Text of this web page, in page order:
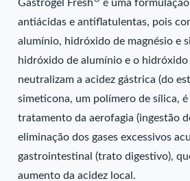
Gastrogel Fresh
é uma
antiácidas e antiflatulentas, pois
alumínio, hidróxido de magnésio e
hidróxido de alumínio e o hidróxido
neutralizam a acidez gástrica (do
simeticona, um polímero de sílica,
tratamento da aerofagia (ingestão
eliminação dos gases excessivos
gastrointestinal (trato digestivo),
aumento da acidez local.